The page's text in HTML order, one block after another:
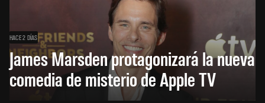
HACE 2 DÍAS
James Marsden protagonizará la nueva
comedia de misterio de Apple TV